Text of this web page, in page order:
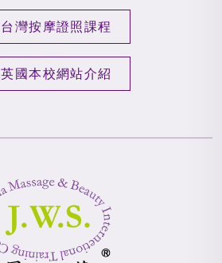
台灣按摩證照課程
英國本校網站介紹